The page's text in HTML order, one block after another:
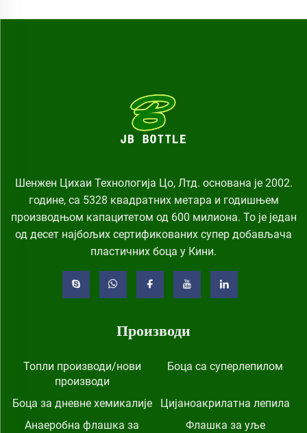
Шенжен Цихаи Технологија Цо, Лтд. основана је 2002.
године, са 5328 квадратних метара и годишњем
производњом капацитетом од 600 милиона. То је један
од десет најбољих сертификованих супер добављача
пластичних боца у Кини.
Производи
Топли производи/нови
производи
Боца са суперлепилом
Боца за дневне хемикалије
Цијаноакрилатна лепила
Анаеробна флашка за
Флашка за уље